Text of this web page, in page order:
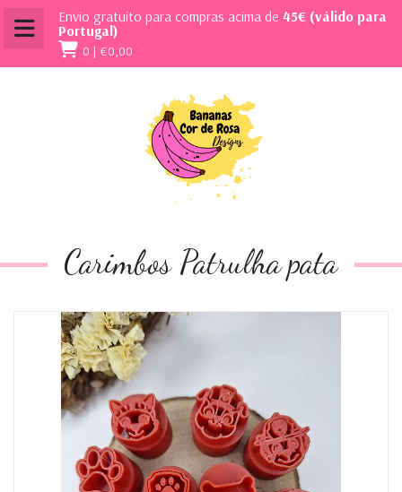
Envio gratuito para compras acima de 45€ (válido para
Portugal)
0 | €0,00
Carimbos Patrulha pata